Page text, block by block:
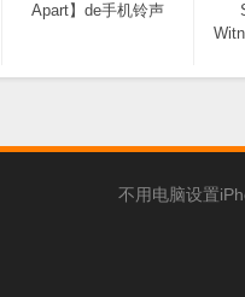
Apart】de手机铃声
不用电脑设置